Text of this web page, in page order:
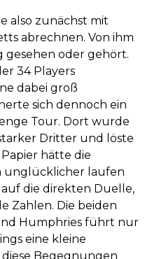
also zunächst mit
abrechnen. Von ihm
gesehen oder gehört.
34 Players
dabei groß
sich dennoch ein
Tour. Dort wurde
Dritter und löste
hätte die
unglücklicher laufen
die direkten Duelle,
Zahlen. Die beiden
Humphries führt nur
eine kleine
Begegnungen